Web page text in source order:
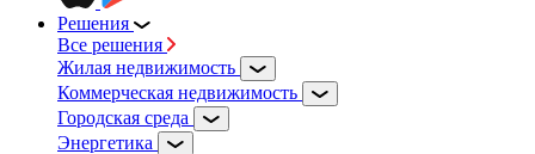
Решения
Все решения
Жилая недвижимость
Коммерческая недвижимость
Городская среда
Энергетика